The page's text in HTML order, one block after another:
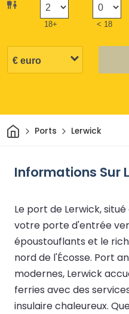
18+ < 18
Maison
Ports Lerwick
Informations Sur
Le port de Lerwick,
votre porte d'entrée
époustouflants et le
nord de l'Écosse. Port
modernes, Lerwick
ferries avec des
insulaire chaleureux.